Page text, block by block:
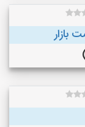
بازار